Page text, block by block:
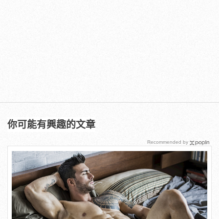
你可能有興趣的文章
Recommended by